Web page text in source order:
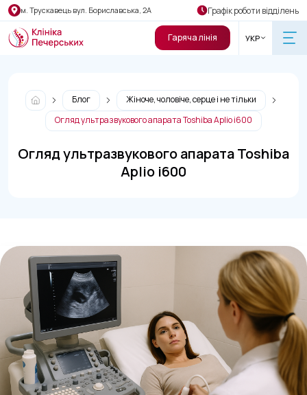
м. Трускавець вул. Бориславська, 2А Графік роботи відділень
Гаряча лінія УКР
Блог
Жіноче, чоловіче, серце і не тільки
Огляд ультразвукового апарата Toshiba Aplio i600
Огляд ультразвукового апарата Toshiba
Aplio i600